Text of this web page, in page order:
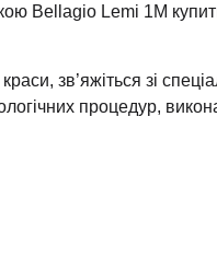
Bellagio Lemi 1M
зв’яжіться зі
процедур,